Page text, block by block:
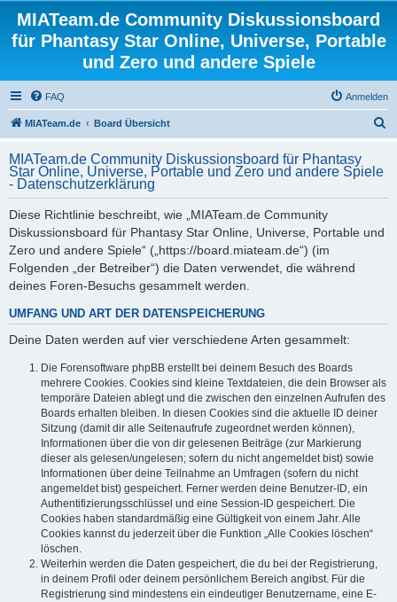
MIATeam.de Community Diskussionsboard
für Phantasy Star Online, Universe, Portable
und Zero und andere Spiele
FAQ Anmelden
MIATeam.de Board Übersicht
MIATeam.de Community Diskussionsboard für Phantasy
Star Online, Universe, Portable und Zero und andere Spiele
- Datenschutzerklärung
Diese Richtlinie beschreibt, wie „MIATeam.de Community
Diskussionsboard für Phantasy Star Online, Universe, Portable und
Zero und andere Spiele“ („https://board.miateam.de“) (im
Folgenden „der Betreiber“) die Daten verwendet, die während
deines Foren-Besuchs gesammelt werden.
UMFANG UND ART DER DATENSPEICHERUNG
Deine Daten werden auf vier verschiedene Arten gesammelt:
Die Forensoftware phpBB erstellt bei deinem Besuch des Boards
mehrere Cookies. Cookies sind kleine Textdateien, die dein Browser als
temporäre Dateien ablegt und die zwischen den einzelnen Aufrufen des
Boards erhalten bleiben. In diesen Cookies sind die aktuelle ID deiner
Sitzung (damit dir alle Seitenaufrufe zugeordnet werden können),
Informationen über die von dir gelesenen Beiträge (zur Markierung
dieser als gelesen/ungelesen; sofern du nicht angemeldet bist) sowie
Informationen über deine Teilnahme an Umfragen (sofern du nicht
angemeldet bist) gespeichert. Ferner werden deine Benutzer-ID, ein
Authentifizierungsschlüssel und eine Session-ID gespeichert. Die
Cookies haben standardmäßig eine Gültigkeit von einem Jahr. Alle
Cookies kannst du jederzeit über die Funktion „Alle Cookies löschen“
löschen.
Weiterhin werden die Daten gespeichert, die du bei der Registrierung,
in deinem Profil oder deinem persönlichem Bereich angibst. Für die
Registrierung sind mindestens ein eindeutiger Benutzername, eine E-